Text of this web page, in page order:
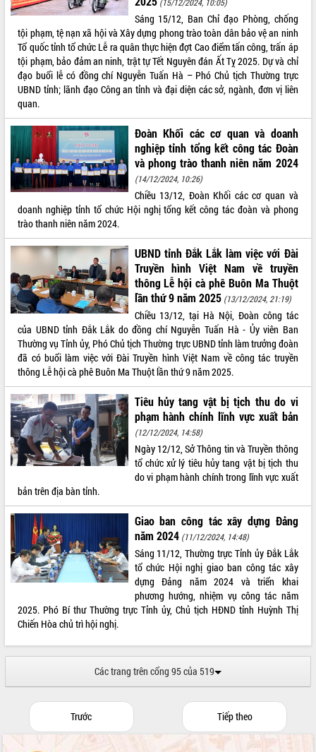
Sáng 15/12, Ban Chỉ đạo Phòng, chống
tội phạm, tệ nạn xã hội và Xây dựng phong trào toàn dân bảo vệ an ninh
Tổ quốc tỉnh tổ chức Lễ ra quân thực hiện đợt Cao điểm tấn công, trấn áp
tội phạm, bảo đảm an ninh, trật tự Tết Nguyên đán Ất Tỵ 2025. Dự và chỉ
đạo buổi lễ có đồng chí Nguyễn Tuấn Hà – Phó Chủ tịch Thường trực
UBND tỉnh; lãnh đạo Công an tỉnh và đại diện các sở, ngành, đơn vị liên
quan.
Đoàn Khối các cơ quan và doanh
nghiệp tỉnh tổng kết công tác Đoàn
và phong trào thanh niên năm 2024
(14/12/2024, 10:26)
Chiều 13/12, Đoàn Khối các cơ quan và
doanh nghiệp tỉnh tổ chức Hội nghị tổng kết công tác đoàn và phong
trào thanh niên năm 2024.
UBND tỉnh Đắk Lắk làm việc với Đài
Truyền hình Việt Nam về truyền
thông Lễ hội cà phê Buôn Ma Thuột
lần thứ 9 năm 2025 (13/12/2024, 21:19)
Chiều 13/12, tại Hà Nội, Đoàn công tác
của UBND tỉnh Đắk Lắk do đồng chí Nguyễn Tuấn Hà - Ủy viên Ban
Thường vụ Tỉnh ủy, Phó Chủ tịch Thường trực UBND tỉnh làm trưởng đoàn
đã có buổi làm việc với Đài Truyền hình Việt Nam về công tác truyền
thông Lễ hội cà phê Buôn Ma Thuột lần thứ 9 năm 2025.
Tiêu hủy tang vật bị tịch thu do vi
phạm hành chính lĩnh vực xuất bản
(12/12/2024, 14:58)
Ngày 12/12, Sở Thông tin và Truyền thông
tổ chức xử lý tiêu hủy tang vật bị tịch thu
do vi phạm hành chính trong lĩnh vực xuất
bản trên địa bàn tỉnh.
Giao ban công tác xây dựng Đảng
năm 2024 (11/12/2024, 14:48)
Sáng 11/12, Thường trực Tỉnh ủy Đắk Lắk
tổ chức Hội nghị giao ban công tác xây
dựng Đảng năm 2024 và triển khai
phương hướng, nhiệm vụ công tác năm
2025. Phó Bí thư Thường trực Tỉnh ủy, Chủ tịch HĐND tỉnh Huỳnh Thị
Chiến Hòa chủ trì hội nghị.
Các trang trên cổng 95 của 519
Trước Tiếp theo